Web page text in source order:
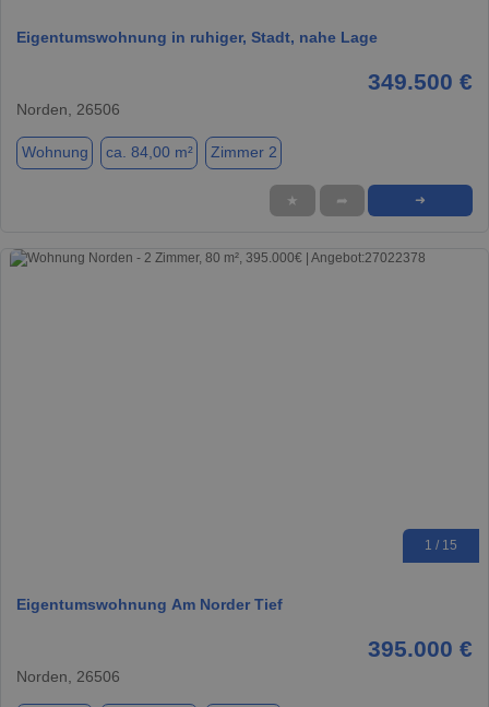
Eigentumswohnung in ruhiger, Stadt, nahe Lage
349.500 €
Norden, 26506
Wohnung ca. 84,00 m² Zimmer 2
★ ➦ ➜
1 / 15
Eigentumswohnung Am Norder Tief
395.000 €
Norden, 26506